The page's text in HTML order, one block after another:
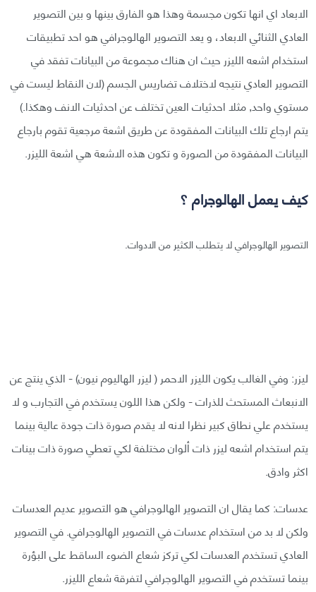
الابعاد اي انها تكون مجسمة وهذا هو الفارق بينها و بين التصوير
العادي الثنائي الابعاد، و يعد التصوير الهالوجرافي هو احد تطبيقات
استخدام اشعه الليزر حيث ان هناك مجموعة من البيانات تفقد في
التصوير العادي نتيجه لاختلاف تضاريس الجسم (لان النقاط ليست في
مستوي واحد, مثلا احدثيات العين تختلف عن احدثيات الانف وهكذا.)
يتم ارجاع تلك البيانات المفقودة عن طريق اشعة مرجعية تقوم بارجاع
البيانات المفقودة من الصورة و تكون هذه الاشعة هي اشعة الليزر.
كيف يعمل الهالوجرام ؟
التصوير الهالوجرافي لا يتطلب الكثير من الادوات.
ليزر: وفي الغالب يكون الليزر الاحمر ( ليزر الهاليوم نيون) - الذي ينتج عن
الانبعاث المستحث للذرات - ولكن هذا اللون يستخدم في التجارب و لا
يستخدم علي نطاق كبير نظرا لانه لا يقدم صورة ذات جودة عالية بينما
يتم استخدام اشعه ليزر ذات ألوان مختلفة لكي تعطي صورة ذات بينات
اكثر وادق.
عدسات: كما يقال ان التصوير الهالوجرافي هو التصوير عديم العدسات
ولكن لا بد من استخدام عدسات في التصوير الهالوجرافي. في التصوير
العادي تستخدم العدسات لكي تركز شعاع الضوء الساقط على البؤرة
بينما تستخدم في التصوير الهالوجرافي لتفرقة شعاع الليزر.